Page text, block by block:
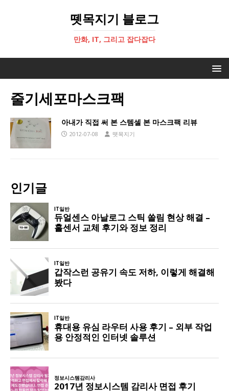
뗏목지기 블로그
만화, IT, 그리고 잡다잡다
줄기세포마스크팩
아내가 직접 써 본 스템셀 본 마스크팩 리뷰
2012-07-08 뗏목지기
인기글